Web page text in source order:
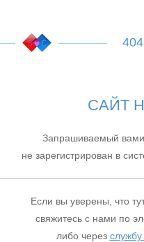
САЙТ
Запрашиваемый
не зарегистрирован в
Если вы уверены, что
свяжитесь с нами по
либо через службу